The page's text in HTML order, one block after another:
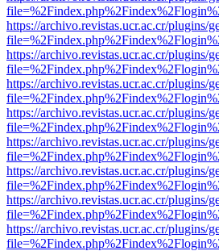
https://archivo.revistas.ucr.ac.cr/plugins/
https://archivo.revistas.ucr.ac.cr/plugins/
https://archivo.revistas.ucr.ac.cr/plugins/
https://archivo.revistas.ucr.ac.cr/plugins/
https://archivo.revistas.ucr.ac.cr/plugins/
https://archivo.revistas.ucr.ac.cr/plugins/
https://archivo.revistas.ucr.ac.cr/plugins/
https://archivo.revistas.ucr.ac.cr/plugins/